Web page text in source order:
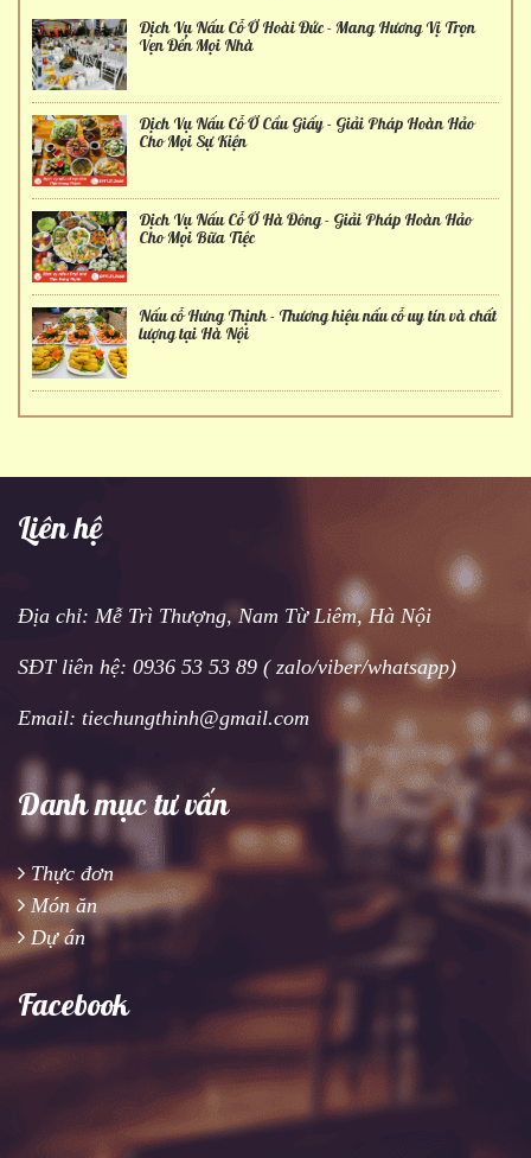
Dịch Vụ Nấu Cỗ Ở Hoài Đức - Mang Hương Vị Trọn
Vẹn Đến Mọi Nhà
Dịch Vụ Nấu Cỗ Ở Cầu Giấy - Giải Pháp Hoàn Hảo
Cho Mọi Sự Kiện
Dịch Vụ Nấu Cỗ Ở Hà Đông - Giải Pháp Hoàn Hảo
Cho Mọi Bữa Tiệc
Nấu cỗ Hưng Thịnh - Thương hiệu nấu cỗ uy tín và chất
lượng tại Hà Nội
Liên hệ
Địa chỉ: Mễ Trì Thượng, Nam Từ Liêm, Hà Nội
SĐT liên hệ: 0936 53 53 89 ( zalo/viber/whatsapp)
Email: tiechungthinh@gmail.com
Danh mục tư vấn
Thực đơn
Món ăn
Dự án
Facebook